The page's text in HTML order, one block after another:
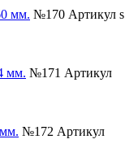
№170 Артикул s
№171 Артикул
№172 Артикул